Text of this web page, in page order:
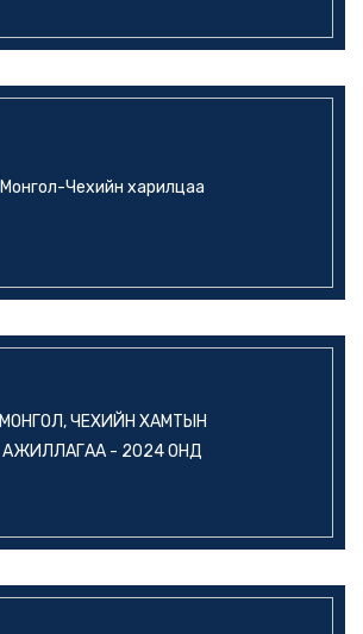
Монгол-Чехийн харилцаа
МОНГОЛ, ЧЕХИЙН ХАМТЫН
АЖИЛЛАГАА - 2024 ОНД